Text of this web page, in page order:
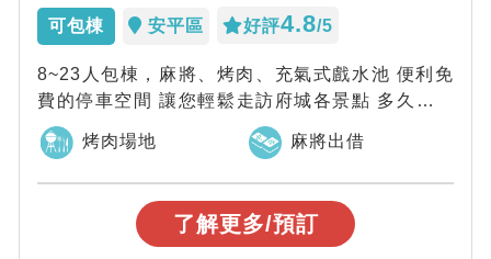
可包棟 安平區 好評4.8/5
8~23人包棟，麻將、烤肉、充氣式戲水池 便利免
費的停車空間 讓您輕鬆走訪府城各景點 多久沒有
一同探索一座有故事的城市？ 大...
烤肉場地 麻將出借
了解更多/預訂